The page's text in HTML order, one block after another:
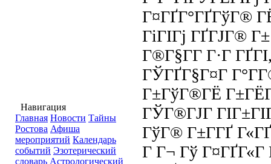
Навигация
Главная Новости Тайны
Ростова Афиша
мероприятий Календарь
событий Эзотерический
словарь Астрологический
Г¤ГҐГ°ГҐГўГ®
ГіГІГј ГҐГЈГ®
Г®Г§Г­Г Г·Г
ГЎГҐГ§Г¤Г
Г±ГўГ®ГЁ
ГЎГ®ГЈГ
ГўГ® Г±Г­ГҐ
Г Г¬ Гў Г¤ГҐГ«Г